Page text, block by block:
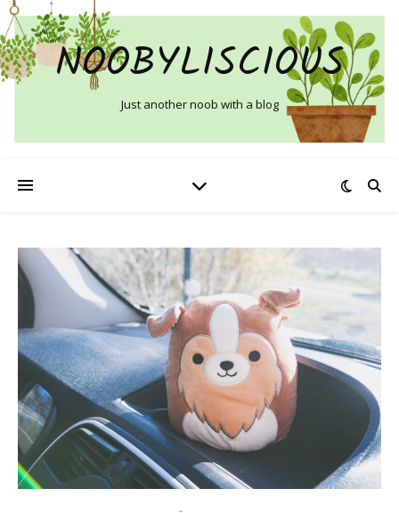
NOOBYLISCIOUS
Just another noob with a blog